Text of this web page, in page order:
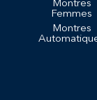
Montres
Femmes
Montres